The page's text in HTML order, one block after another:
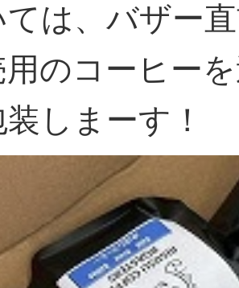
ては、バザー
用のコーヒー
しまーす！